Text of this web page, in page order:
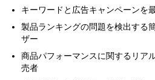
キーワードと広告キャンペーンを
製品ランキングの問題を検出する
ザー
商品パフォーマンスに関するリア
売者